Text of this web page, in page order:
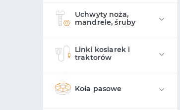
Uchwyty noża,
mandrele, śruby
Linki kosiarek i
traktorów
Koła pasowe